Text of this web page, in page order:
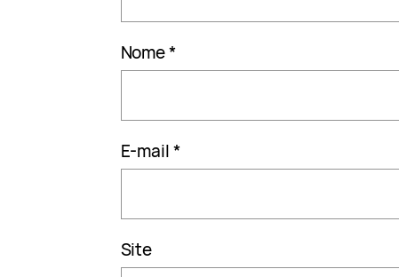
Nome*
E-mail*
Site